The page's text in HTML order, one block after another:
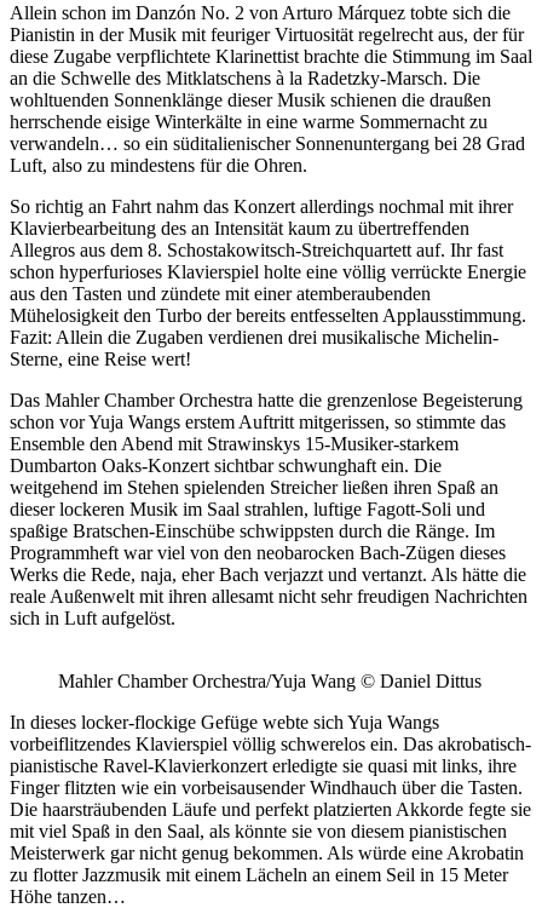
Allein schon im Danzón No. 2 von Arturo Márquez tobte sich die
Pianistin in der Musik mit feuriger Virtuosität regelrecht aus, der für
diese Zugabe verpflichtete Klarinettist brachte die Stimmung im Saal
an die Schwelle des Mitklatschens à la Radetzky-Marsch. Die
wohltuenden Sonnenklänge dieser Musik schienen die draußen
herrschende eisige Winterkälte in eine warme Sommernacht zu
verwandeln… so ein süditalienischer Sonnenuntergang bei 28 Grad
Luft, also zu mindestens für die Ohren.
So richtig an Fahrt nahm das Konzert allerdings nochmal mit ihrer
Klavierbearbeitung des an Intensität kaum zu übertreffenden
Allegros aus dem 8. Schostakowitsch-Streichquartett auf. Ihr fast
schon hyperfurioses Klavierspiel holte eine völlig verrückte Energie
aus den Tasten und zündete mit einer atemberaubenden
Mühelosigkeit den Turbo der bereits entfesselten Applausstimmung.
Fazit: Allein die Zugaben verdienen drei musikalische Michelin-
Sterne, eine Reise wert!
Das Mahler Chamber Orchestra hatte die grenzenlose Begeisterung
schon vor Yuja Wangs erstem Auftritt mitgerissen, so stimmte das
Ensemble den Abend mit Strawinskys 15-Musiker-starkem
Dumbarton Oaks-Konzert sichtbar schwunghaft ein. Die
weitgehend im Stehen spielenden Streicher ließen ihren Spaß an
dieser lockeren Musik im Saal strahlen, luftige Fagott-Soli und
spaßige Bratschen-Einschübe schwippsten durch die Ränge. Im
Programmheft war viel von den neobarocken Bach-Zügen dieses
Werks die Rede, naja, eher Bach verjazzt und vertanzt. Als hätte die
reale Außenwelt mit ihren allesamt nicht sehr freudigen Nachrichten
sich in Luft aufgelöst.
Mahler Chamber Orchestra/Yuja Wang © Daniel Dittus
In dieses locker-flockige Gefüge webte sich Yuja Wangs
vorbeiflitzendes Klavierspiel völlig schwerelos ein. Das akrobatisch-
pianistische Ravel-Klavierkonzert erledigte sie quasi mit links, ihre
Finger flitzten wie ein vorbeisausender Windhauch über die Tasten.
Die haarsträubenden Läufe und perfekt platzierten Akkorde fegte sie
mit viel Spaß in den Saal, als könnte sie von diesem pianistischen
Meisterwerk gar nicht genug bekommen. Als würde eine Akrobatin
zu flotter Jazzmusik mit einem Lächeln an einem Seil in 15 Meter
Höhe tanzen…